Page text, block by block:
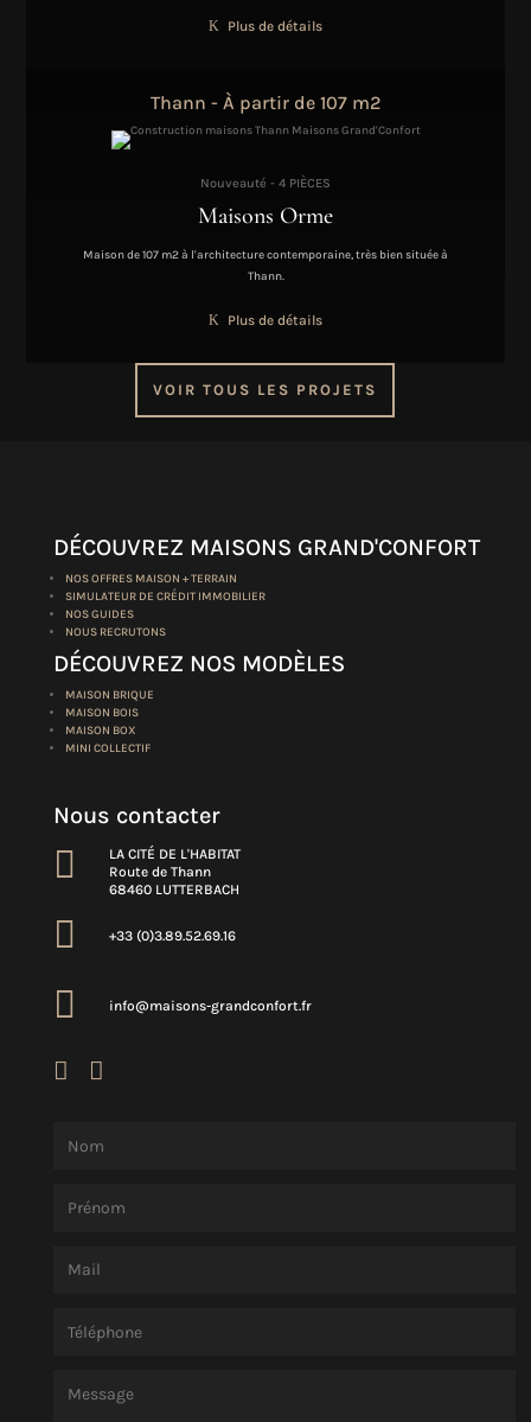
Plus de détails
Thann - À partir de 107 m2
Nouveauté - 4 PIÈCES
Maisons Orme
Maison de 107 m2 à l'architecture contemporaine, très bien située à
Thann.
Plus de détails
VOIR TOUS LES PROJETS
DÉCOUVREZ MAISONS GRAND'CONFORT
NOS OFFRES MAISON + TERRAIN
SIMULATEUR DE CRÉDIT IMMOBILIER
NOS GUIDES
NOUS RECRUTONS
DÉCOUVREZ NOS MODÈLES
MAISON BRIQUE
MAISON BOIS
MAISON BOX
MINI COLLECTIF
Nous contacter

LA CITÉ DE L'HABITAT
Route de Thann
68460 LUTTERBACH
 +33 (0)3.89.52.69.16
 info@maisons-grandconfort.fr
 